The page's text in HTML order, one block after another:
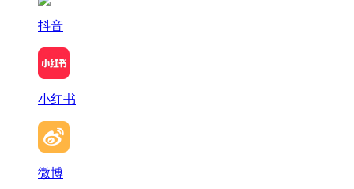
抖音
小红书
微博